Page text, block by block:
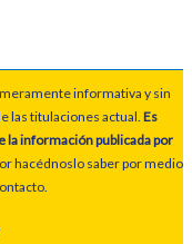
informativa y sin
las titulaciones actual. Es
la información publicada por
hacédnoslo saber por medio